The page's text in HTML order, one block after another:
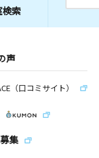
索
声
（口コミサイト）
集